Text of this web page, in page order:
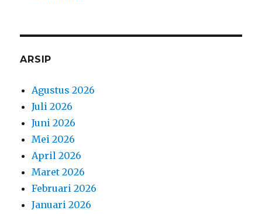
ARSIP
Agustus 2026
Juli 2026
Juni 2026
Mei 2026
April 2026
Maret 2026
Februari 2026
Januari 2026